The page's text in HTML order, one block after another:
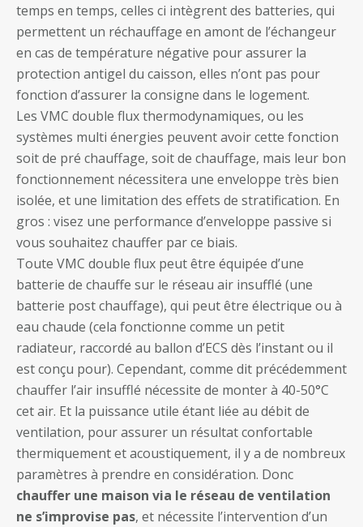
temps en temps, celles ci intègrent des batteries, qui
permettent un réchauffage en amont de l’échangeur
en cas de température négative pour assurer la
protection antigel du caisson, elles n’ont pas pour
fonction d’assurer la consigne dans le logement.
Les VMC double flux thermodynamiques, ou les
systèmes multi énergies peuvent avoir cette fonction
soit de pré chauffage, soit de chauffage, mais leur bon
fonctionnement nécessitera une enveloppe très bien
isolée, et une limitation des effets de stratification. En
gros : visez une performance d’enveloppe passive si
vous souhaitez chauffer par ce biais.
Toute VMC double flux peut être équipée d’une
batterie de chauffe sur le réseau air insufflé (une
batterie post chauffage), qui peut être électrique ou à
eau chaude (cela fonctionne comme un petit
radiateur, raccordé au ballon d’ECS dès l’instant ou il
est conçu pour). Cependant, comme dit précédemment
chauffer l’air insufflé nécessite de monter à 40-50°C
cet air. Et la puissance utile étant liée au débit de
ventilation, pour assurer un résultat confortable
thermiquement et acoustiquement, il y a de nombreux
paramètres à prendre en considération. Donc
chauffer une maison via le réseau de ventilation
ne s’improvise pas, et nécessite l’intervention d’un